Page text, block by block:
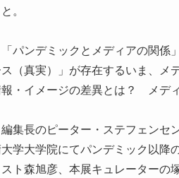
。
パンデミックとメディアの関
（真実）」が存在するいま、
・イメージの差異とは？ メデ
編集長のピーター・ステフェン
学大学院にてパンデミック以
ト森旭彦、本展キュレーター